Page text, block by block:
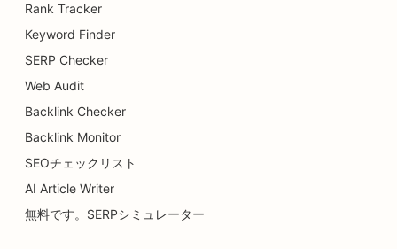
Rank Tracker
Keyword Finder
SERP Checker
Web Audit
Backlink Checker
Backlink Monitor
SEOチェックリスト
AI Article Writer
無料です。SERPシミュレーター